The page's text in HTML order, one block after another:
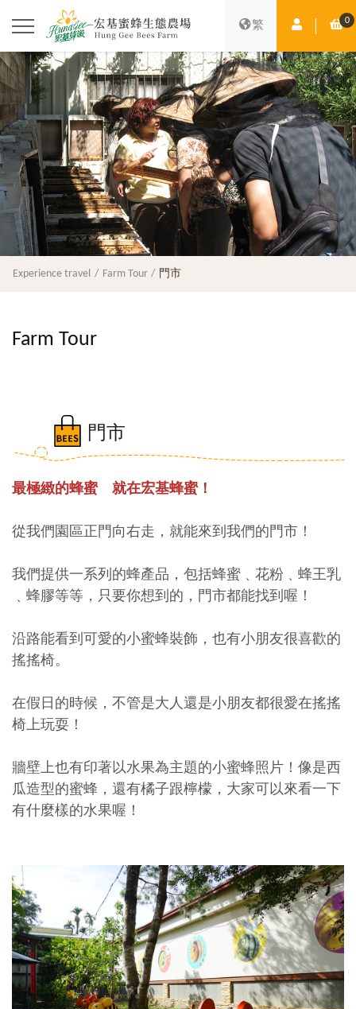
繁 Member 0
Experience travel Farm Tour 門市
Farm Tour
門市
最極緻的蜂蜜 就在宏基蜂蜜！
從我們園區正門向右走，就能來到我們的門市！
我們提供一系列的蜂產品，包括蜂蜜﹑花粉﹑蜂王乳
﹑蜂膠等等，只要你想到的，門市都能找到喔！
沿路能看到可愛的小蜜蜂裝飾，也有小朋友很喜歡的
搖搖椅。
在假日的時候，不管是大人還是小朋友都很愛在搖搖
椅上玩耍！
牆壁上也有印著以水果為主題的小蜜蜂照片！像是西
瓜造型的蜜蜂，還有橘子跟檸檬，大家可以來看一下
有什麼樣的水果喔！